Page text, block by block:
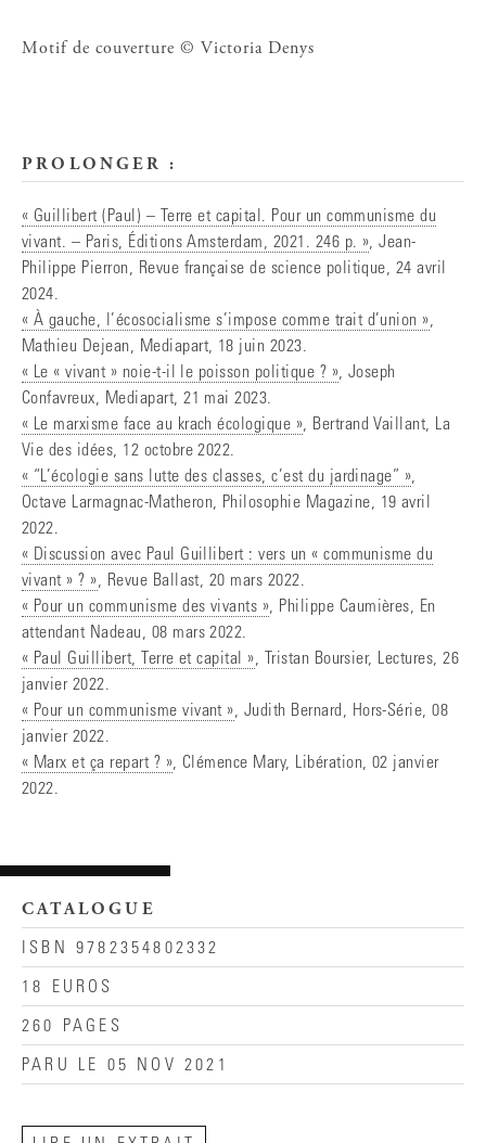
Motif de couverture © Victoria Denys
PROLONGER :
« Guillibert (Paul) – Terre et capital. Pour un communisme du
vivant. – Paris, Éditions Amsterdam, 2021. 246 p. », Jean-
Philippe Pierron, Revue française de science politique, 24 avril
2024.
« À gauche, l’écosocialisme s’impose comme trait d’union »,
Mathieu Dejean, Mediapart, 18 juin 2023.
« Le « vivant » noie-t-il le poisson politique ? », Joseph
Confavreux, Mediapart, 21 mai 2023.
« Le marxisme face au krach écologique », Bertrand Vaillant, La
Vie des idées, 12 octobre 2022.
« “L’écologie sans lutte des classes, c’est du jardinage” »,
Octave Larmagnac-Matheron, Philosophie Magazine, 19 avril
2022.
« Discussion avec Paul Guillibert : vers un « communisme du
vivant » ? », Revue Ballast, 20 mars 2022.
« Pour un communisme des vivants », Philippe Caumières, En
attendant Nadeau, 08 mars 2022.
« Paul Guillibert, Terre et capital », Tristan Boursier, Lectures, 26
janvier 2022.
« Pour un communisme vivant », Judith Bernard, Hors-Série, 08
janvier 2022.
« Marx et ça repart ? », Clémence Mary, Libération, 02 janvier
2022.
CATALOGUE
ISBN 9782354802332
18 EUROS
260 PAGES
PARU LE 05 NOV 2021